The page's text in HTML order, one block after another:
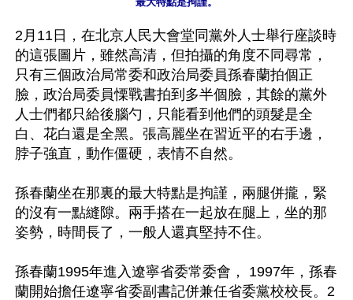
2月11日，在北京人民大會堂同黨外人士舉行座談時
的這張圖片，雖然高清，但拍攝的角度不同尋常，
只有三個政治局常委和政治局委員孫春蘭拍個正
臉，政治局委員慄戰書拍到多半個臉，其餘的黨外
人士們都只給後腦勺，只能看到他們的頭髮是全
白、花白還是全黑。張高麗坐在習近平的右手邊，
脖子強直，動作僵硬，表情不自然。
孫春蘭坐在那裏的最大特點是拘謹，兩腿併攏，緊
的沒有一點縫隙。兩手搭在一起放在腿上，坐的那
姿勢，時間長了，一般人還真堅持不住。
孫春蘭1995年進入遼寧省委常委會， 1997年，孫春
蘭開始擔任遼寧省委副書記併兼任省委黨校校長。2